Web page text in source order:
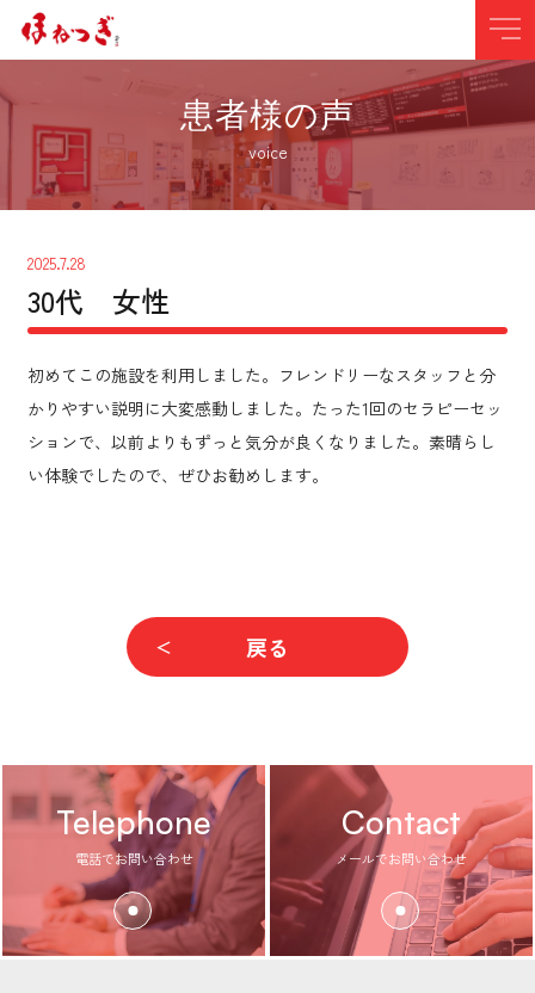
患者様の声
voice
2025.7.28
30代 女性
初めてこの施設を利用しました。フレンドリーなスタッフと分
かりやすい説明に大変感動しました。たった1回のセラピーセッ
ションで、以前よりもずっと気分が良くなりました。素晴らし
い体験でしたので、ぜひお勧めします。
戻る
Telephone
電話でお問い合わせ
Contact
メールでお問い合わせ